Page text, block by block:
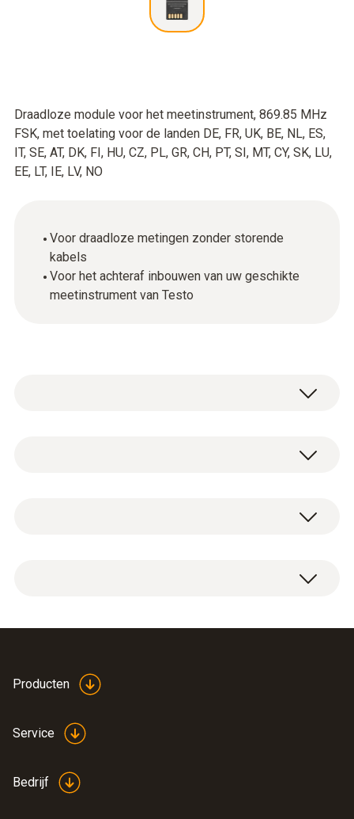
Draadloze module voor het meetinstrument, 869.85 MHz
FSK, met toelating voor de landen DE, FR, UK, BE, NL, ES,
IT, SE, AT, DK, FI, HU, CZ, PL, GR, CH, PT, SI, MT, CY, SK, LU,
EE, LT, IE, LV, NO
Voor draadloze metingen zonder storende
kabels
Voor het achteraf inbouwen van uw geschikte
meetinstrument van Testo
Radiomodule voor meetapparaat, 869,85 MHz
EU declaration of
conformity radio module
Producten
Service
Bedrijf